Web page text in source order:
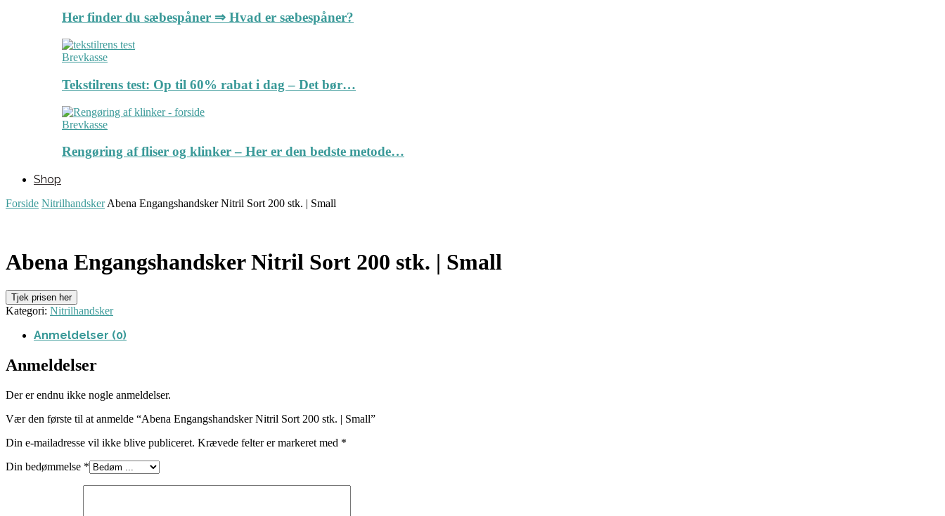
Her finder du sæbespåner ⇒ Hvad er sæbespåner?
Brevkasse
Tekstilrens test: Op til 60% rabat i dag – Det bør…
Brevkasse
Rengøring af fliser og klinker – Her er den bedste metode…
Shop
Forside Nitrilhandsker Abena Engangshandsker Nitril Sort 200 stk. | Small
Abena Engangshandsker Nitril Sort 200 stk. | Small
Tjek prisen her
Kategori: Nitrilhandsker
Anmeldelser (0)
Anmeldelser
Der er endnu ikke nogle anmeldelser.
Vær den første til at anmelde “Abena Engangshandsker Nitril Sort 200 stk. | Small”
Din e-mailadresse vil ikke blive publiceret. Krævede felter er markeret med *
Din bedømmelse *